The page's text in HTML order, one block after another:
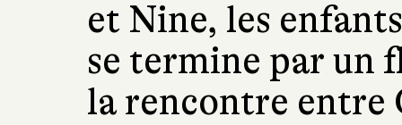
et Nine, les
se termine par un
la rencontre entre